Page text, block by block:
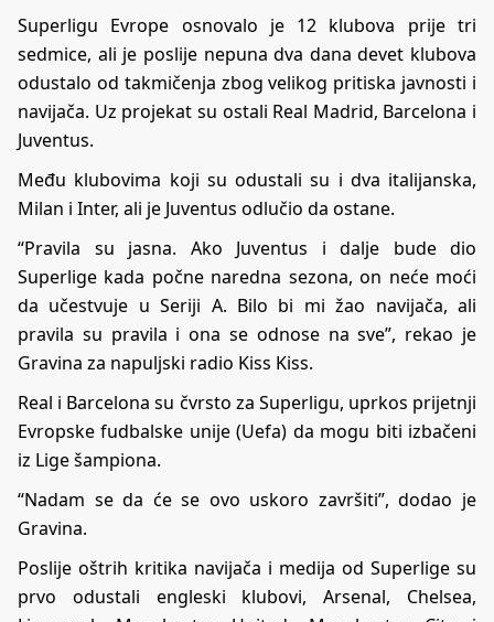
Superligu Evrope osnovalo je 12 klubova prije tri
sedmice, ali je poslije nepuna dva dana devet klubova
odustalo od takmičenja zbog velikog pritiska javnosti i
navijača. Uz projekat su ostali Real Madrid, Barcelona i
Juventus.
Među klubovima koji su odustali su i dva italijanska,
Milan i Inter, ali je Juventus odlučio da ostane.
“Pravila su jasna. Ako Juventus i dalje bude dio
Superlige kada počne naredna sezona, on neće moći
da učestvuje u Seriji A. Bilo bi mi žao navijača, ali
pravila su pravila i ona se odnose na sve”, rekao je
Gravina za napuljski radio Kiss Kiss.
Real i Barcelona su čvrsto za Superligu, uprkos prijetnji
Evropske fudbalske unije (Uefa) da mogu biti izbačeni
iz Lige šampiona.
“Nadam se da će se ovo uskoro završiti”, dodao je
Gravina.
Poslije oštrih kritika navijača i medija od Superlige su
prvo odustali engleski klubovi, Arsenal, Chelsea,